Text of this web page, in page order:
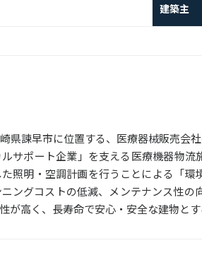
建築主
県諫早市に位置する、医療器械販売会社
サポート企業」を支える医療機器物
照明・空調計画を行うことによる「
ングコストの低減、メンテナンス性
が高く、長寿命で安心・安全な建物と